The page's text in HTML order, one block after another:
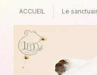
ACCUEIL Le